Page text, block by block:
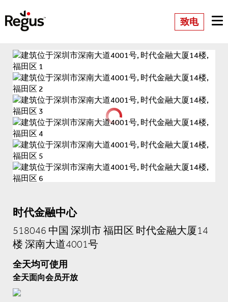
致电
时代金融中心
518046 中国 深圳市 福田区 时代金融大厦14
楼 深南大道4001号
全天均可使用
全天面向会员开放